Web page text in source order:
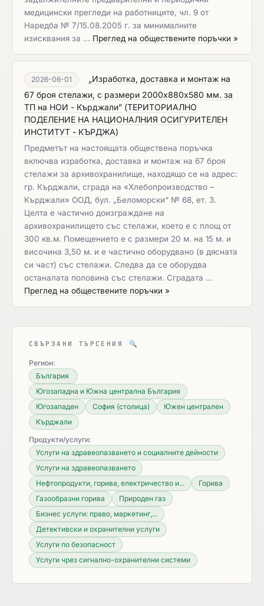
медицински прегледи на работниците, чл. 9 от
Наредба № 7/15.08.2005 г. за минималните
изисквания за … Преглед на обществените поръчки »
2026-06-01
„Изработка, доставка и монтаж на
67 броя стелажи, с размери 2000х880х580 мм. за
ТП на НОИ - Кърджали” (ТЕРИТОРИАЛНО
ПОДЕЛЕНИЕ НА НАЦИОНАЛНИЯ ОСИГУРИТЕЛЕН
ИНСТИТУТ - КЪРДЖА)
Предметът на настоящата обществена поръчка
включва изработка, доставка и монтаж на 67 броя
стелажи за архивохранилище, находящо се на адрес:
гр. Кърджали, сграда на «Хлебопроизводство –
Кърджали» ООД, бул. „Беломорски“ № 68, ет. 3.
Целта е частично доизграждане на
архивохранилището със стелажи, което е с площ от
300 кв.м. Помещението е с размери 20 м. на 15 м. и
височина 3,50 м. и е частично оборудвано (в дясната
си част) със стелажи. Следва да се оборудва
останалата половина със стелажи. Сградата …
Преглед на обществените поръчки »
СВЪРЗАНИ ТЪРСЕНИЯ 🔍
Регион:
България
Югозападна и Южна централна България
Югозападен
София (столица)
Южен централен
Кърджали
Продукти/услуги:
Услуги на здравеопазването и социалните дейности
Услуги на здравеопазването
Нефтопродукти, горива, електричество и...
Горива
Газообразни горива
Природен газ
Бизнес услуги: право, маркетинг,...
Детективски и охранителни услуги
Услуги по безопасност
Услуги чрез сигнално-охранителни системи